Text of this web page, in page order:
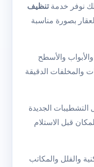
نوفر خدمةتنظيف
بصورة مناسبة
والأسطح
والمخلفات الدقيقة
الجديدة
قبل الاستلام
والفلل والمكاتب